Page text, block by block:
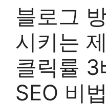
블로그
시키는
클릭률 3
SEO 비